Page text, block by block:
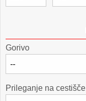
Gorivo
Prileganje na cestišče